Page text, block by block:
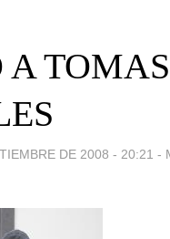
TOMAS
DE 2008 - 20:21 -